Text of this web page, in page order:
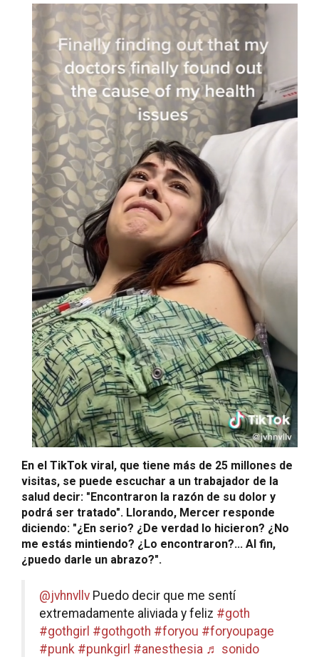
En el TikTok viral, que tiene más de 25 millones de
visitas, se puede escuchar a un trabajador de la
salud decir: "Encontraron la razón de su dolor y
podrá ser tratado". Llorando, Mercer responde
diciendo: "¿En serio? ¿De verdad lo hicieron? ¿No
me estás mintiendo? ¿Lo encontraron?... Al fin,
¿puedo darle un abrazo?".
@jvhnvllv Puedo decir que me sentí
extremadamente aliviada y feliz #goth
#gothgirl #gothgoth #foryou #foryoupage
#punk #punkgirl #anesthesia ♬ sonido